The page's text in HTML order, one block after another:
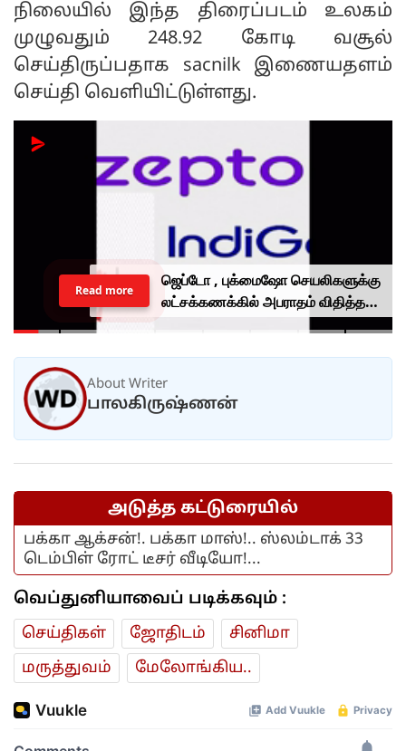
நிலையில் இந்த திரைப்படம் உலகம்
முழுவதும் 248.92 கோடி வசூல்
செய்திருப்பதாக sacnilk இணையதளம்
செய்தி வெளியிட்டுள்ளது.
ஜெப்டோ , புக்மைஷோ செயலிகளுக்கு
லட்சக்கணக்கில் அபராதம் விதித்த
மத்திய அரசு.. என்ன காரணம்?
Read more
About Writer
பாலகிருஷ்ணன்
அடுத்த கட்டுரையில்
பக்கா ஆக்சன்!. பக்கா மாஸ்!.. ஸ்லம்டாக் 33
டெம்பிள் ரோட் டீசர் வீடியோ!...
வெப்துனியாவைப் படிக்கவும் :
செய்திகள் ஜோ‌திட‌ம்
சினிமா
மரு‌த்துவ‌ம்
மேலோங்கிய..